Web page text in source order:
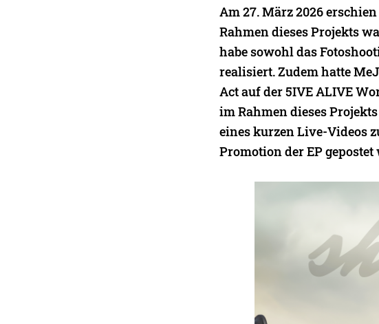
Am 27. März 2026
Rahmen dieses Projekts
habe sowohl das
realisiert. Zudem hatte
Act auf der 5IVE ALIVE
im Rahmen dieses
eines kurzen Live-Videos
Promotion der EP gepostet